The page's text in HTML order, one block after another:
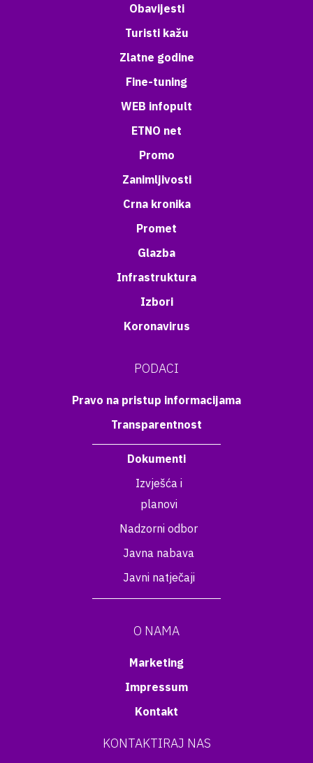
Obavijesti
Turisti kažu
Zlatne godine
Fine-tuning
WEB infopult
ETNO net
Promo
Zanimljivosti
Crna kronika
Promet
Glazba
Infrastruktura
Izbori
Koronavirus
PODACI
Pravo na pristup informacijama
Transparentnost
Dokumenti
Izvješća i
planovi
Nadzorni odbor
Javna nabava
Javni natječaji
O NAMA
Marketing
Impressum
Kontakt
KONTAKTIRAJ NAS